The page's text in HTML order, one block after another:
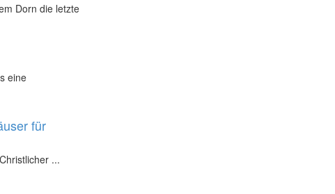
Dorn die letzte
eine
für
...